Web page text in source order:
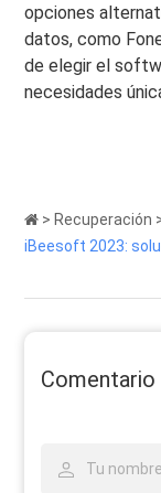
opciones
datos, como
de elegir el
necesidades
> Recuperación
iBeesoft 2023:
Comentario